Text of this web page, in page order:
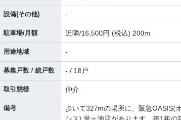
設備(その他) -
駐車場/月額 近隣/16,500円 (税込) 200m
用途地域 -
募集戸数 / 総戸数 - / 18戸
取引態様 仲介
備考
歩いて327mの場所に、阪急OASIS(